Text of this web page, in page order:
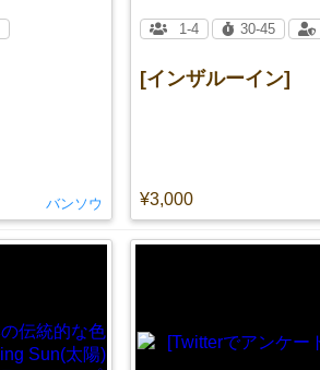
バンソウ
[インザルーイン]
¥3,000
1-4 30-45